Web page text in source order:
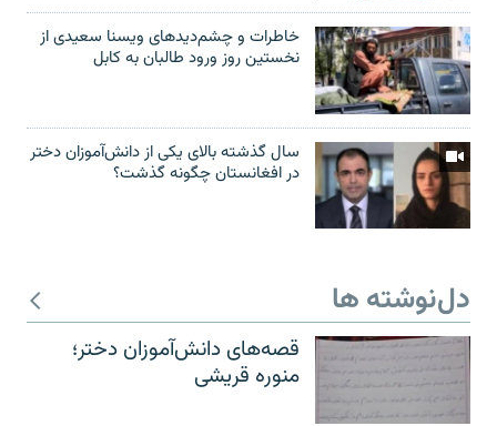
خاطرات و چشم‌دید‌های ویسنا سعیدی از
نخستین روز ورود طالبان به کابل
سال گذشته بالای یکی از دانش‌آموزان دختر
در افغانستان چگونه گذشت؟
دل‌نوشته ها
قصه‌های دانش‌آموزان دختر؛
منوره قریشی